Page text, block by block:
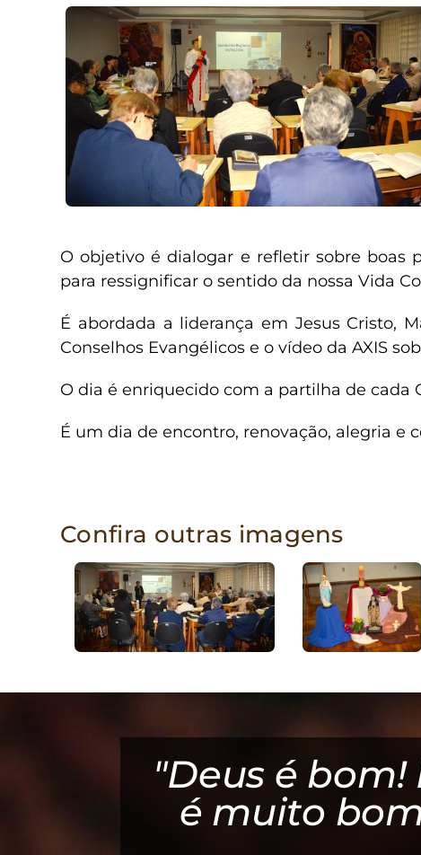
O objetivo é dialogar e refletir sobre boas
para ressignificar o sentido da nossa Vida
É abordada a liderança em Jesus Cristo,
Conselhos Evangélicos e o vídeo da AXIS
O dia é enriquecido com a partilha de cada
É um dia de encontro, renovação, alegria e
Confira outras imagens
"Deus é bom!
é muito